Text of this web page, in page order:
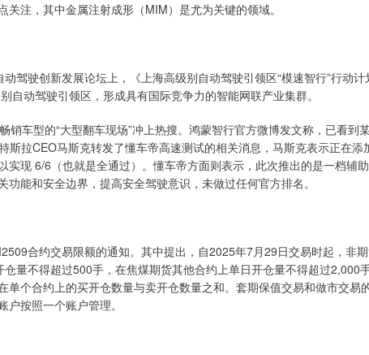
注，其中金属注射成形（MIM）是尤为关键的领域。
驾驶创新发展论坛上，《上海高级别自动驾驶引领区“模速智行”行动计
自动驾驶引领区，形成具有国际竞争力的智能网联产业集群。
车型的“大型翻车现场”冲上热搜。鸿蒙智行官方微博发文称，已看到
斯拉CEO马斯克转发了懂车帝高速测试的相关消息，马斯克表示正在添
实现 6/6（也就是全通过）。懂车帝方面则表示，此次推出的是一档辅
能和安全边界，提高安全驾驶意识，未做过任何官方排名。
合约交易限额的通知。其中提出，自2025年7月29日交易时起，非
量不得超过500手，在焦煤期货其他合约上单日开仓量不得超过2,000
单个合约上的买开仓数量与卖开仓数量之和。套期保值交易和做市交易
按照一个账户管理。